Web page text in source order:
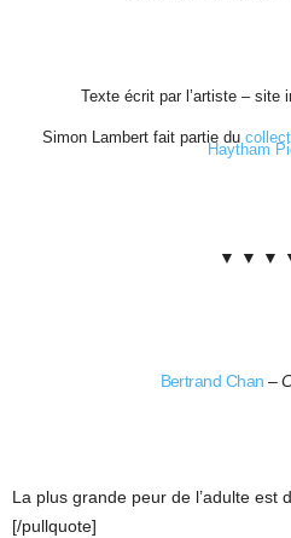
Texte écrit par l’artiste – site
Simon Lambert fait partie du
Haytham
▼ ▼ ▼
Bertrand Chan –
La plus grande peur de l’adulte est
[/pullquote]